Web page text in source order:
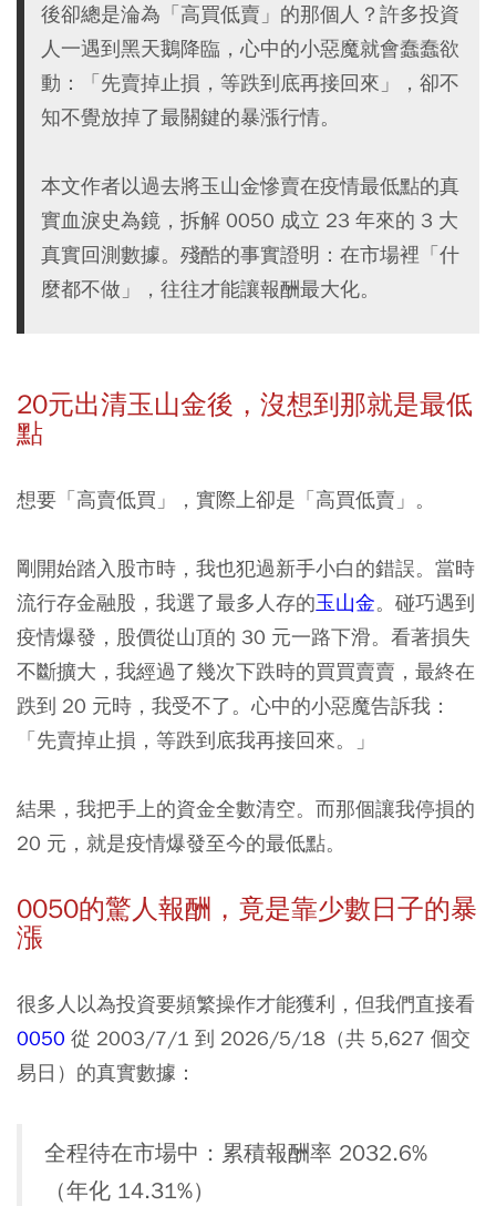
後卻總是淪為「高買低賣」的那個人？許多投資
人一遇到黑天鵝降臨，心中的小惡魔就會蠢蠢欲
動：「先賣掉止損，等跌到底再接回來」，卻不
知不覺放掉了最關鍵的暴漲行情。
本文作者以過去將玉山金慘賣在疫情最低點的真
實血淚史為鏡，拆解 0050 成立 23 年來的 3 大
真實回測數據。殘酷的事實證明：在市場裡「什
麼都不做」，往往才能讓報酬最大化。
20元出清玉山金後，沒想到那就是最低
點
想要「高賣低買」，實際上卻是「高買低賣」。
剛開始踏入股市時，我也犯過新手小白的錯誤。當時
流行存金融股，我選了最多人存的玉山金。碰巧遇到
疫情爆發，股價從山頂的 30 元一路下滑。看著損失
不斷擴大，我經過了幾次下跌時的買買賣賣，最終在
跌到 20 元時，我受不了。心中的小惡魔告訴我：
「先賣掉止損，等跌到底我再接回來。」
結果，我把手上的資金全數清空。而那個讓我停損的
20 元，就是疫情爆發至今的最低點。
0050的驚人報酬，竟是靠少數日子的暴
漲
很多人以為投資要頻繁操作才能獲利，但我們直接看
0050 從 2003/7/1 到 2026/5/18（共 5,627 個交
易日）的真實數據：
全程待在市場中：累積報酬率 2032.6%
（年化 14.31%）